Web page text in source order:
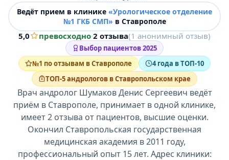
Ведёт прием в клинике «Урологическое отделение
№1 ГКБ СМП» в Ставрополе
5,0 превосходно·2 отзыва(1 анонимный отзыв)
Выбор пациентов 2025
№1 по отзывам в Ставрополе
4 года в ТОП-10
ТОП-5 андрологов в Ставропольском крае
Врач андролог Шумаков Денис Сергеевич ведёт
приём в Ставрополе, принимает в одной клинике,
имеет 2 отзыва от пациентов, высшие оценки.
Окончил Ставропольская государственная
медицинская академия в 2011 году,
профессиональный опыт 15 лет. Адрес клиники: